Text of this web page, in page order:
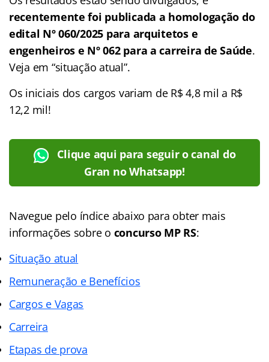
recentemente foi publicada a homologação do
edital Nº 060/2025 para arquitetos e
engenheiros e Nº 062 para a carreira de Saúde.
Veja em “situação atual”.
Os iniciais dos cargos variam de R$ 4,8 mil a R$
12,2 mil!
Clique aqui para seguir o canal do
Gran no Whatsapp!
Navegue pelo índiceabaixo para obter mais
informações sobre o concurso MP RS:
Situação atual
Remuneração e Benefícios
Cargos e Vagas
Carreira
Etapas de prova